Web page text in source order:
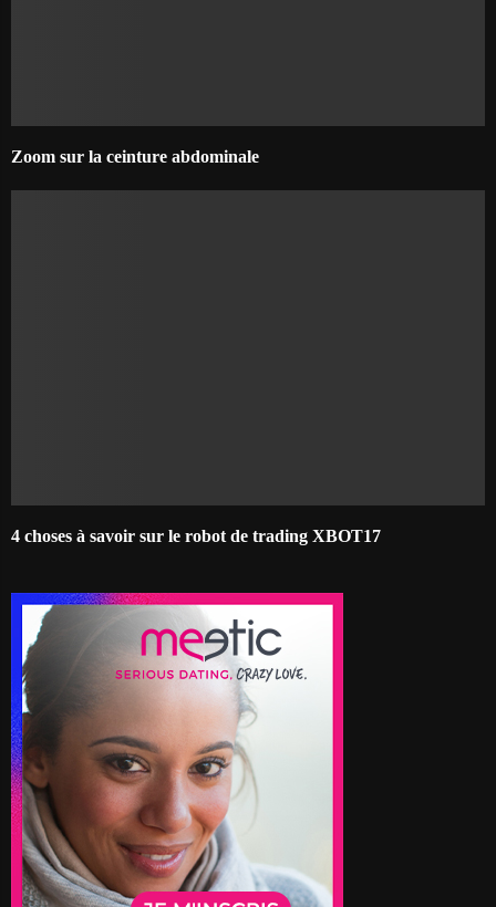
Zoom sur la ceinture abdominale
4 choses à savoir sur le robot de trading XBOT17